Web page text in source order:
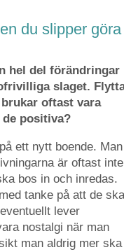
du slipper göra
hel del förändringar
slaget.
oftast vara
positiva?
ett nytt boende. Man
är oftast inte
bos in och inredas.
tanke på att de ska
lever
nostalgi när man
man aldrig mer ska